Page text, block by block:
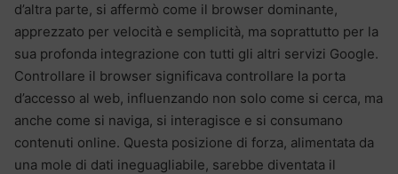
d’altra parte, si affermò come il browser dominante,
apprezzato per velocità e semplicità, ma soprattutto per la
sua profonda integrazione con tutti gli altri servizi Google.
Controllare il browser significava controllare la porta
d’accesso al web, influenzando non solo come si cerca, ma
anche come si naviga, si interagisce e si consumano
contenuti online. Questa posizione di forza, alimentata da
una mole di dati ineguagliabile, sarebbe diventata il